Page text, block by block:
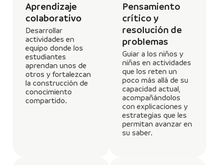
Aprendizaje
colaborativo
Desarrollar
actividades en
equipo donde los
estudiantes
aprendan unos de
otros y fortalezcan
la construcción de
conocimiento
compartido.
Pensamiento
crítico y
resolución de
problemas
Guiar a los niños y
niñas en actividades
que los reten un
poco más allá de su
capacidad actual,
acompañándolos
con explicaciones y
estrategias que les
permitan avanzar en
su saber.